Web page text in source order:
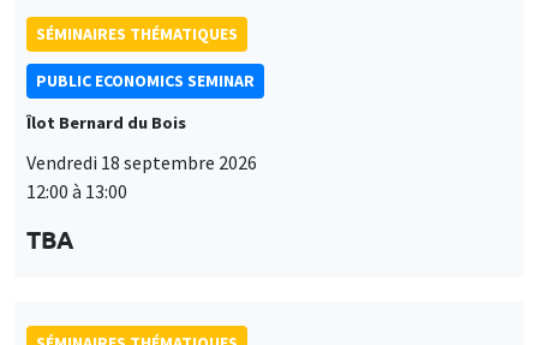
SÉMINAIRES THÉMATIQUES
PUBLIC ECONOMICS SEMINAR
Îlot Bernard du Bois
Vendredi 18 septembre 2026
12:00 à 13:00
TBA